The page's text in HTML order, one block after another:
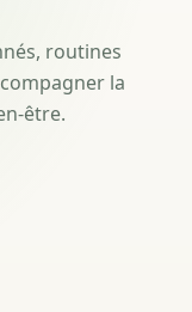
routines
la
être.